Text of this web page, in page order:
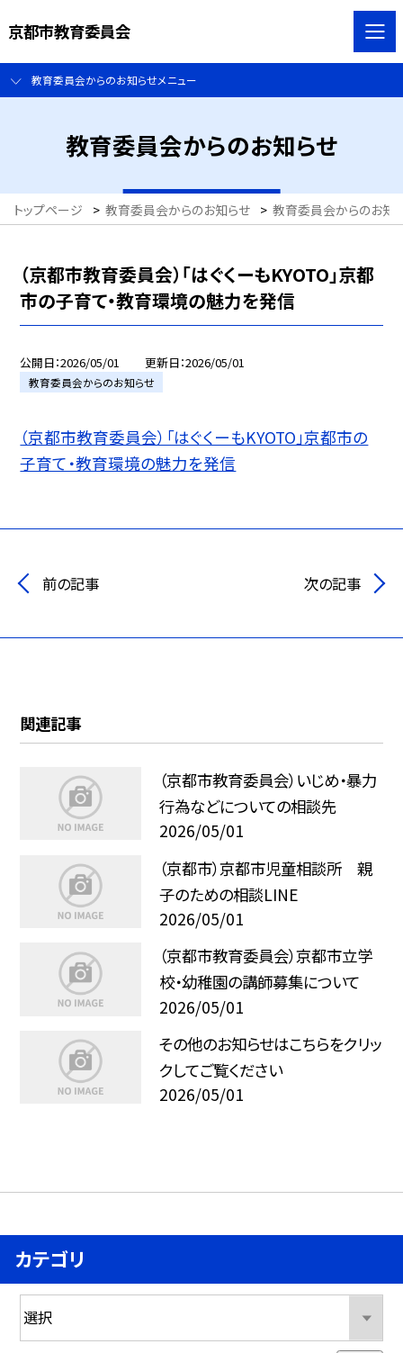
京都市教育委員会
教育委員会からのお知らせメニュー
教育委員会からのお知らせ
トップページ > 教育委員会からのお知らせ > 教育委員会からのお知
（京都市教育委員会）「はぐくーもKYOTO」京都
市の子育て・教育環境の魅力を発信
公開日 2026/05/01 更新日 2026/05/01
教育委員会からのお知らせ
（京都市教育委員会）「はぐくーもKYOTO」京都市の
子育て・教育環境の魅力を発信
前の記事 次の記事
関連記事
（京都市教育委員会）いじめ・暴力
行為などについての相談先
2026/05/01
（京都市）京都市児童相談所 親
子のための相談LINE
2026/05/01
（京都市教育委員会）京都市立学
校・幼稚園の講師募集について
2026/05/01
その他のお知らせはこちらをクリッ
クしてご覧ください
2026/05/01
カテゴリ